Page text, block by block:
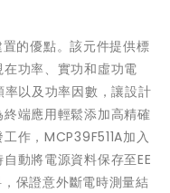
的優點。該元件提供標
功率、實功和虛功電
以及功率因數，讓設計
端應用輕鬆添加高精確
作，MCP39F511A加入
動將電源資料保存至EE
保證意外斷電時測量結